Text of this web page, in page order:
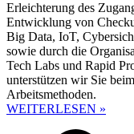
Erleichterung des
Entwicklung von
Big Data, IoT,
sowie durch die
Tech Labs und Rapid
unterstützen wir Sie
Arbeitsmethoden.
WEITERLESEN »